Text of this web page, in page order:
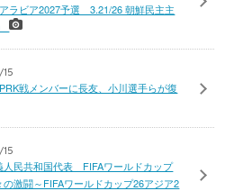
ラビア2027予選 3.21/26 朝鮮民主主
戦メンバーに長友、小川選手らが復
人民共和国代表 FIFAワールドカップ
激闘～FIFAワールドカップ26アジア2